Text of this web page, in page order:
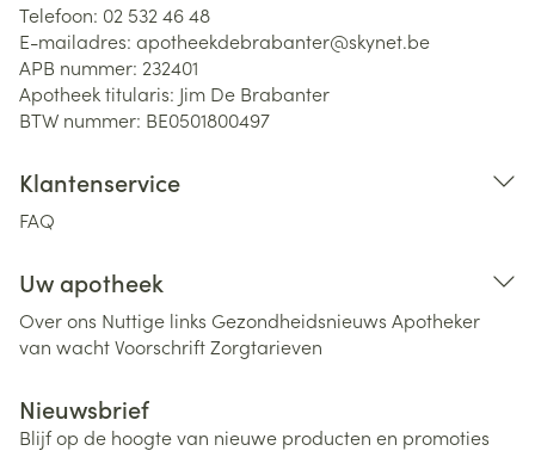
Telefoon: 02 532 46 48
E-mailadres: apotheekdebrabanter@skynet.be
APB nummer: 232401
Apotheek titularis: Jim De Brabanter
BTW nummer: BE0501800497
Klantenservice
FAQ
Uw apotheek
Over ons Nuttige links Gezondheidsnieuws Apotheker
van wachtVoorschriftZorgtarieven
Nieuwsbrief
Blijf op de hoogte van nieuwe producten en promoties